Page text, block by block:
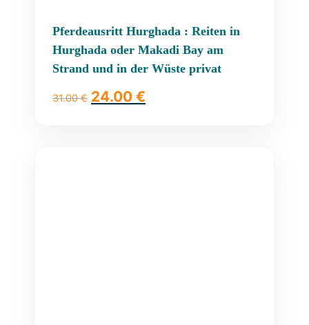
Pferdeausritt Hurghada : Reiten in
Hurghada oder Makadi Bay am
Strand und in der Wüste privat
31.00€ 24.00 €